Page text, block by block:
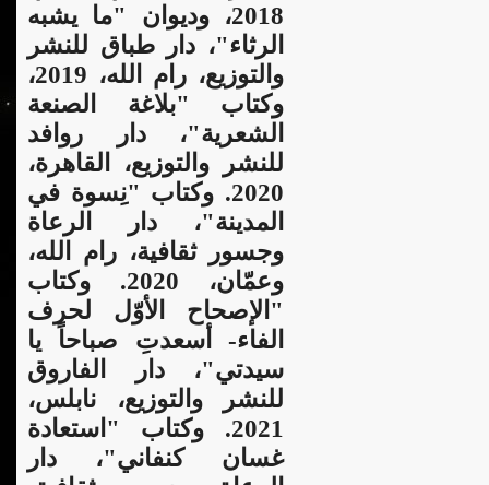
2018، وديوان "ما يشبه
الرثاء"، دار طباق للنشر
والتوزيع، رام الله، 2019،
وكتاب "بلاغة الصنعة
الشعرية"، دار روافد
للنشر والتوزيع، القاهرة،
2020. وكتاب "نِسوة في
المدينة"، دار الرعاة
وجسور ثقافية، رام الله،
وعمّان، 2020. وكتاب
"الإصحاح الأوّل لحرف
الفاء- أسعدتِ صباحاً يا
سيدتي"، دار الفاروق
للنشر والتوزيع، نابلس،
2021. وكتاب "استعادة
غسان كنفاني"، دار